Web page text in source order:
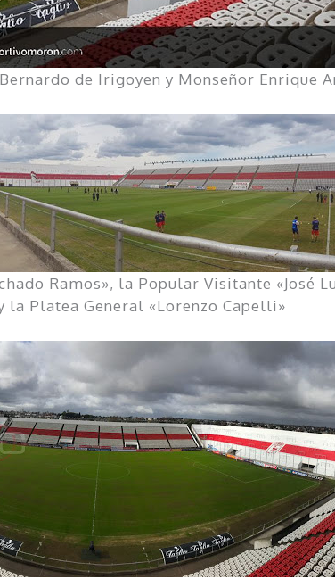
de Irigoyen y Monseñor Enrique
Ramos», la Popular Visitante «José
la Platea General «Lorenzo Capelli»